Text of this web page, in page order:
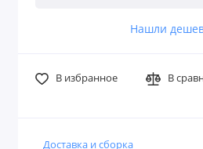
Нашли
В избранное В
Доставка и сборка